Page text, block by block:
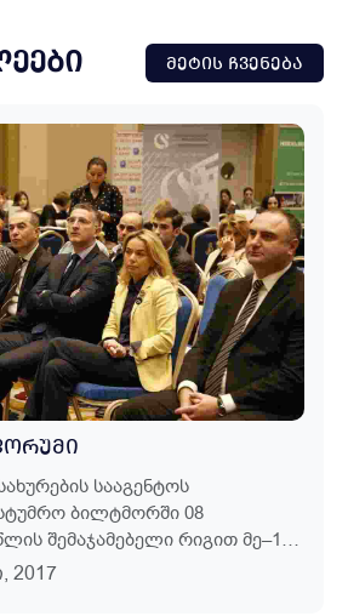
ᲛᲔᲢᲘᲡ ᲩᲕᲔᲜᲔᲑᲐ
Სააგენტოს
Ბილტმორში 08
Შემაჯამებელი Რიგით Მე–14
Ჩატარდა. Ფორუმს Დაესწრო
2017